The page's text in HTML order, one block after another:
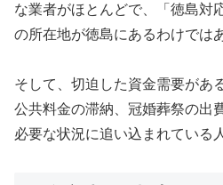
な業者がほとんどで、「徳島対
の所在地が徳島にあるわけでは
そして、切迫した資金需要があ
公共料金の滞納、冠婚葬祭の出
必要な状況に追い込まれている